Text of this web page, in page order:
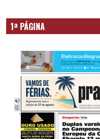
1ª PÁGINA